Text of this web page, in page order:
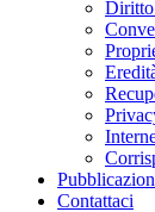
Diritto
Contattaci